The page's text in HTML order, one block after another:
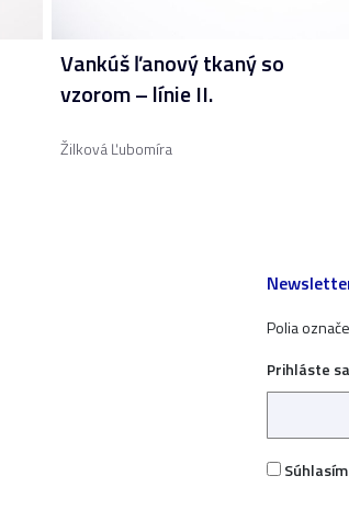
Vankúš ľanový tkaný so
vzorom – línie II.
Žilková Ľubomíra
Polia
Prihláste